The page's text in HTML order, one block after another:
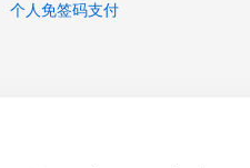
个人免签码支付